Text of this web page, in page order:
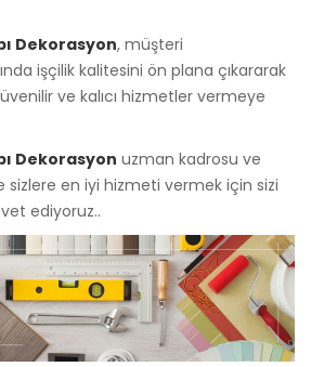
Dekorasyon, müşteri
işçilik kalitesini ön plana çıkararak
ve kalıcı hizmetler vermeye
Dekorasyon uzman kadrosu ve
en iyi hizmeti vermek için sizi
ediyoruz..